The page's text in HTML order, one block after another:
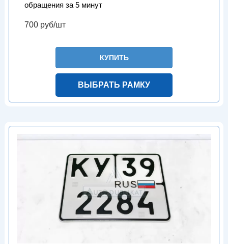
обращения за 5 минут
700 руб/шт
КУПИТЬ
ВЫБРАТЬ РАМКУ